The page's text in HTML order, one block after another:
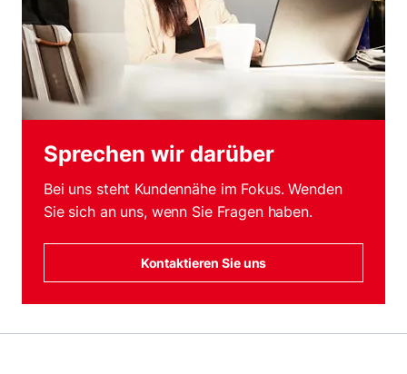
Sprechen wir darüber
Bei uns steht Kundennähe im Fokus. Wenden
Sie sich an uns, wenn Sie Fragen haben.
Kontaktieren Sie uns